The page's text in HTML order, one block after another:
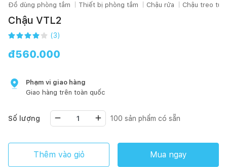
Đồ dùng phòng tắm Thiết bị phòng tắm Chậu rửa Chậu treo
Chậu VTL2
(3)
đ560.000
Phạm vi giao hàng
Giao hàng trên toàn quốc
Số lượng 100 sản phẩm có sẵn
Thêm vào giỏ Mua ngay